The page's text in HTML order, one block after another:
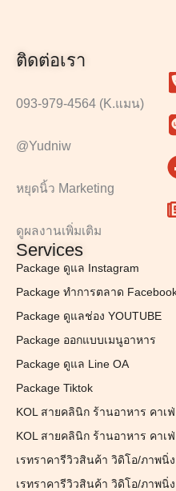
ติดต่อเรา
093-979-4564 (K.แมน)
@Yudniw
หยุดนิ้ว Marketing
ดูผลงานเพิ่มเติม
Services
Package ดูแล Instagram
Package ทำการตลาด
Package ดูแลช่อง YOUTUBE
Package ออกแบบเมนูอาหาร
Package ดูแล Line OA
Package Tiktok
KOL สายคลินิก ร้านอาหาร คาเ
KOL สายคลินิก ร้านอาหาร คาเ
เรทราคารีวิวสินค้า วิดิโอ/ภาพนิ่
เรทราคารีวิวสินค้า วิดิโอ/ภาพนิ่